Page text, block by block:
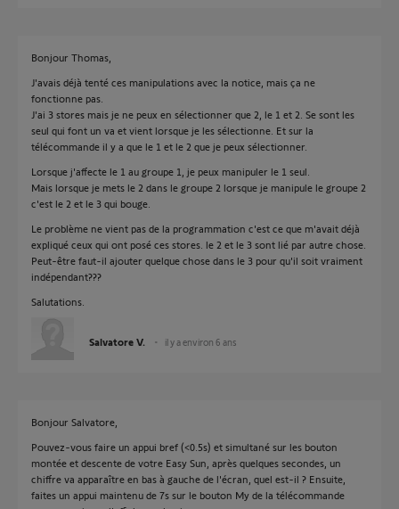
Bonjour Thomas,
J'avais déjà tenté ces manipulations avec la notice, mais ça ne
fonctionne pas.
J'ai 3 stores mais je ne peux en sélectionner que 2, le 1 et 2. Se sont les
seul qui font un va et vient lorsque je les sélectionne. Et sur la
télécommande il y a que le 1 et le 2 que je peux sélectionner.
Lorsque j'affecte le 1 au groupe 1, je peux manipuler le 1 seul.
Mais lorsque je mets le 2 dans le groupe 2 lorsque je manipule le groupe 2
c'est le 2 et le 3 qui bouge.
Le problème ne vient pas de la programmation c'est ce que m'avait déjà
expliqué ceux qui ont posé ces stores. le 2 et le 3 sont lié par autre chose.
Peut-être faut-il ajouter quelque chose dans le 3 pour qu'il soit vraiment
indépendant???
Salutations.
Salvatore V. il y a environ 6 ans
Bonjour Salvatore,
Pouvez-vous faire un appui bref (<0.5s) et simultané sur les bouton
montée et descente de votre Easy Sun, après quelques secondes, un
chiffre va apparaître en bas à gauche de l'écran, quel est-il ? Ensuite,
faites un appui maintenu de 7s sur le bouton My de la télécommande